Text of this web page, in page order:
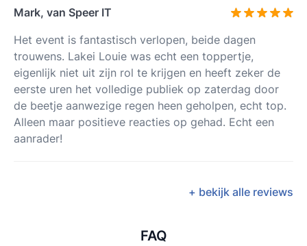
Mark, van Speer IT
Het event is fantastisch verlopen, beide dagen
trouwens. Lakei Louie was echt een toppertje,
eigenlijk niet uit zijn rol te krijgen en heeft zeker de
eerste uren het volledige publiek op zaterdag door
de beetje aanwezige regen heen geholpen, echt top.
Alleen maar positieve reacties op gehad. Echt een
aanrader!
+ bekijk alle reviews
FAQ